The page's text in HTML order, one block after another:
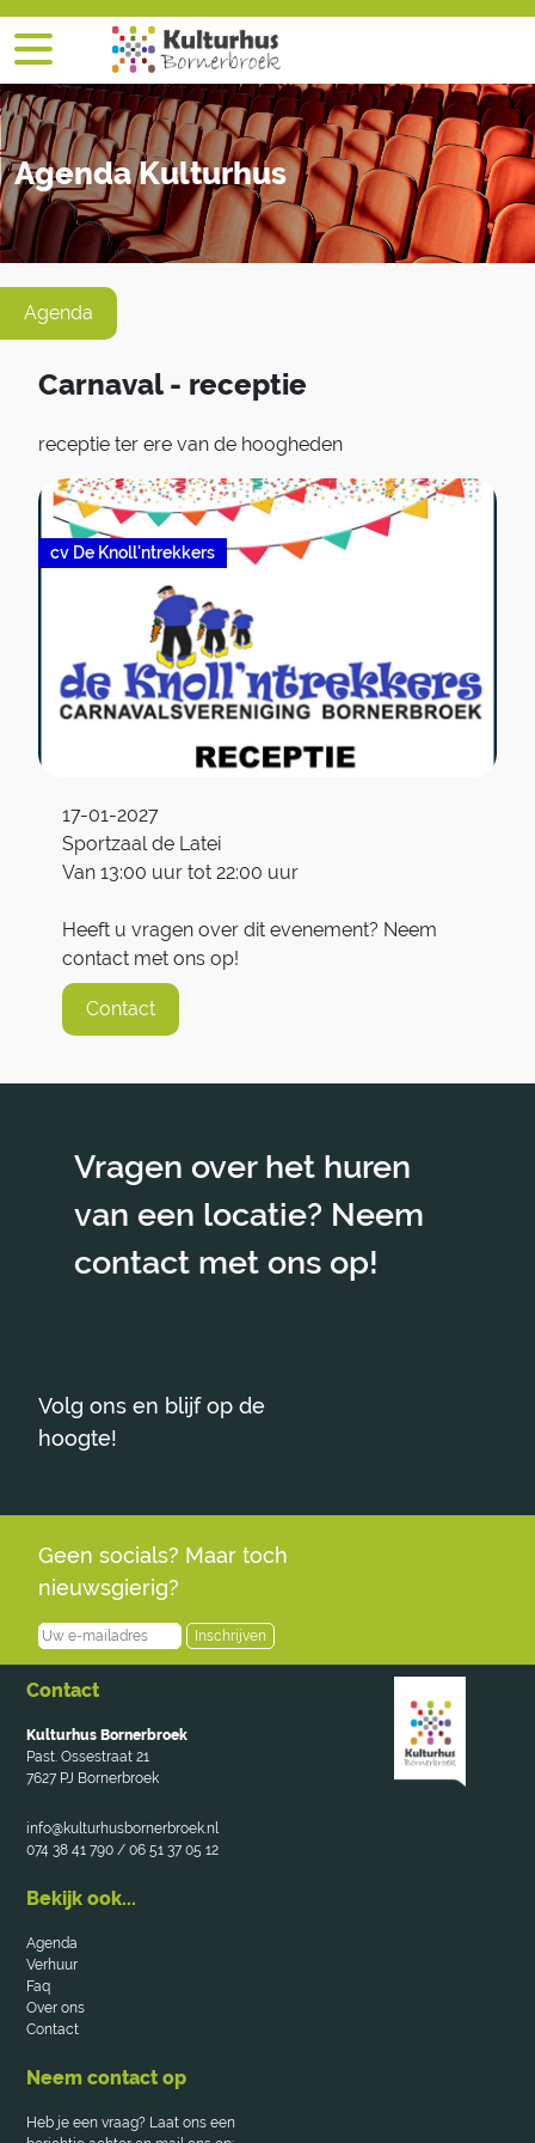
Agenda Kulturhus
Agenda
Carnaval - receptie
receptie ter ere van de hoogheden
cv De Knoll'ntrekkers
17-01-2027
Sportzaal de Latei
Van 13:00 uur tot 22:00 uur
Heeft u vragen over dit evenement? Neem
contact met ons op!
Contact
Vragen over het huren
van een locatie? Neem
contact met ons op!
Volg ons en blijf op de
hoogte!
Geen socials? Maar toch
nieuwsgierig?
Inschrijven
Contact
Kulturhus Bornerbroek
Past. Ossestraat 21
7627 PJ Bornerbroek
info@kulturhusbornerbroek.nl
074 38 41 790 / 06 51 37 05 12
Bekijk ook...
Agenda
Verhuur
Faq
Over ons
Contact
Neem contact op
Heb je een vraag? Laat ons een